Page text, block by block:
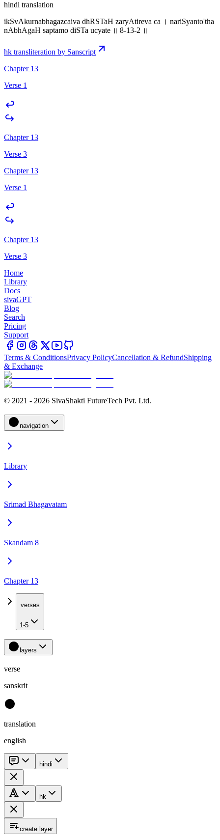
hindi translation
ikSvAkurnabhagazcaiva dhRSTaH zaryAtireva ca । nariSyanto'tha
nAbhAgaH saptamo diSTa ucyate ॥ 8-13-2 ॥
hk transliteration by Sanscript
Chapter 13
Verse 1
Chapter 13
Verse 3
Chapter 13
Verse 1
Chapter 13
Verse 3
Home
Library
Docs
sivaGPT
Blog
Search
Pricing
Support
Terms & ConditionsPrivacy PolicyCancellation & RefundShipping
& Exchange
© 2021 - 2026 SivaShakti FutureTech Pvt. Ltd.
navigation
Library
Srimad Bhagavatam
Skandam 8
Chapter 13
verses
1-5
layers
verse
sanskrit
translation
english
hindi
hk
create layer